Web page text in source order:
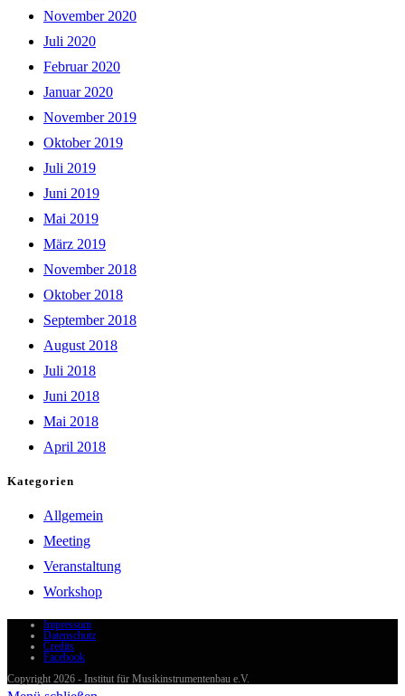
November 2020
Juli 2020
Februar 2020
Januar 2020
November 2019
Oktober 2019
Juli 2019
Juni 2019
Mai 2019
März 2019
November 2018
Oktober 2018
September 2018
August 2018
Juli 2018
Juni 2018
Mai 2018
April 2018
Kategorien
Allgemein
Meeting
Veranstaltung
Workshop
Impressum
Datenschutz
Credits
Facebook
Copyright 2026 - Institut für Musikinstrumentenbau e.V.